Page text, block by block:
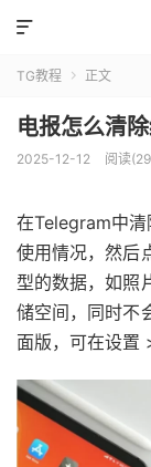

TG教程  正文
电报怎么清
2025-12-12 阅读
在Telegram中
使用情况，然后
型的数据，如照
储空间，同时不
面版，可在设置